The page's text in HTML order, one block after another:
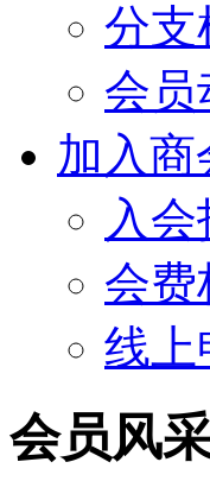
分支
会员
加入商
入
会费
线上
会员风